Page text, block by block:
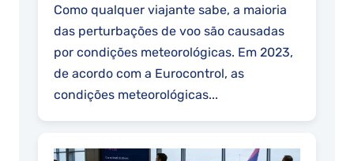
Como qualquer viajante sabe, a maioria
das perturbações de voo são causadas
por condições meteorológicas. Em 2023,
de acordo com a Eurocontrol, as
condições meteorológicas...